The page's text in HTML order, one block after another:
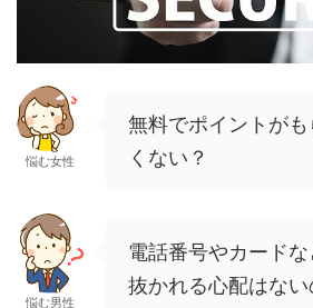
悩む女性
無料でポイントが
くない？
悩む男性
電話番号やカード
抜かれる心配はない